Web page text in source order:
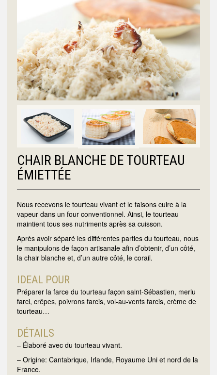
CHAIR BLANCHE DE TOURTEAU
ÉMIETTÉE
Nous recevons le tourteau vivant et le faisons cuire à la
vapeur dans un four conventionnel. Ainsi, le tourteau
maintient tous ses nutriments après sa cuisson.
Après avoir séparé les différentes parties du tourteau, nous
le manipulons de façon artisanale afin d’obtenir, d’un côté,
la chair blanche et, d’un autre côté, le corail.
IDEAL POUR
Préparer la farce du tourteau façon saint-Sébastien, merlu
farci, crêpes, poivrons farcis, vol-au-vents farcis, crème de
tourteau…
DÉTAILS
– Élaboré avec du tourteau vivant.
– Origine: Cantabrique, Irlande, Royaume Uni et nord de la
France.